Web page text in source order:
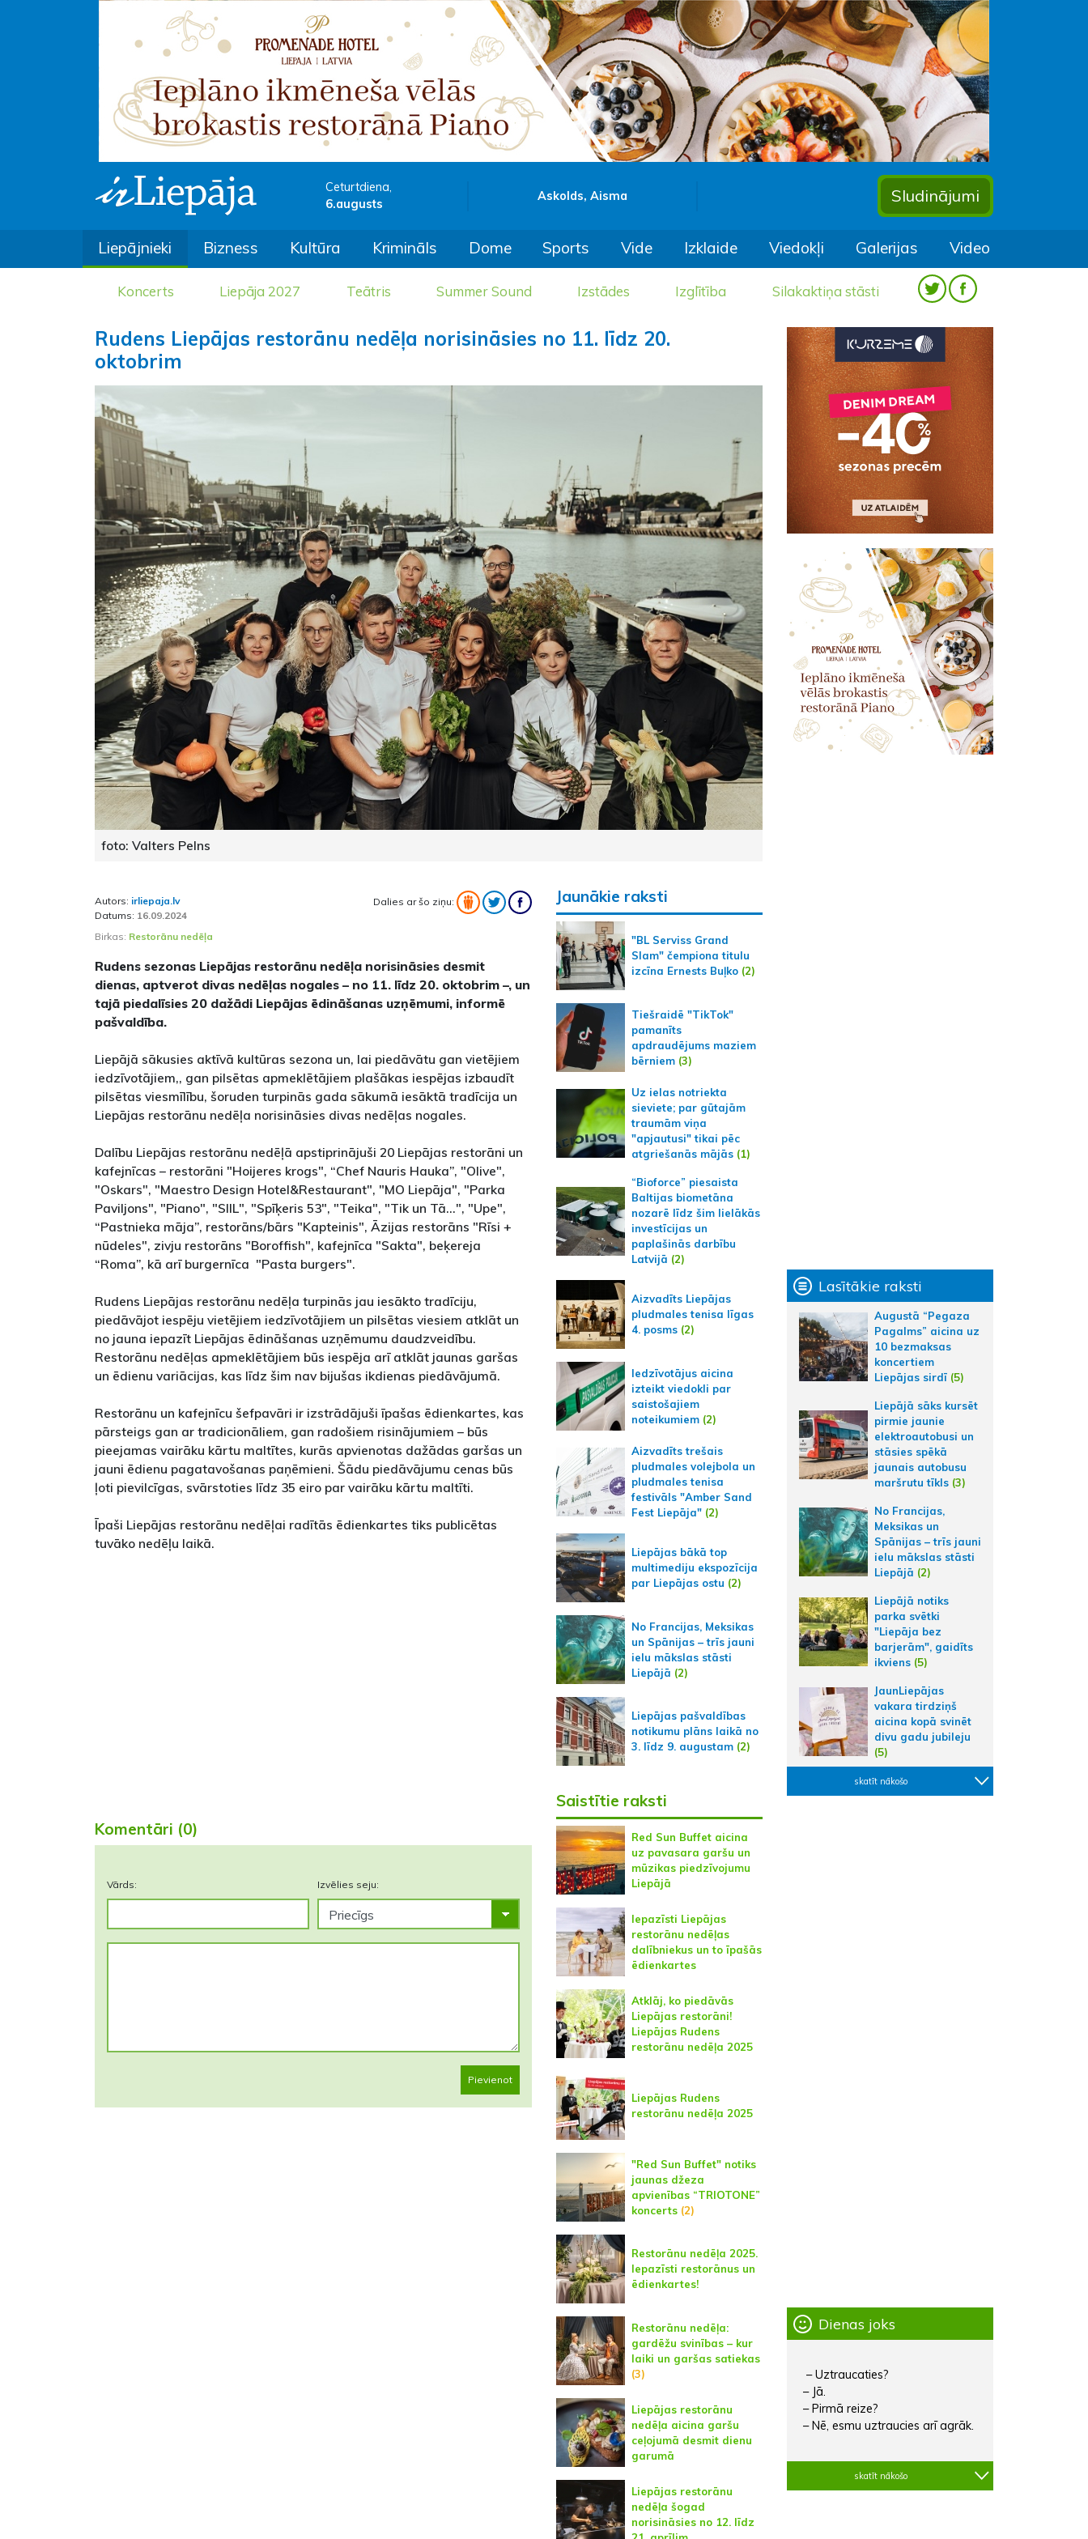
Ceturtdiena,
6.augusts
Askolds, Aisma Sludinājumi
Liepājnieki Bizness Kultūra Krimināls Dome Sports Vide Izklaide Viedokļi Galerijas Video
Koncerts Liepāja 2027 Teātris Summer Sound Izstādes Izglītība Silakaktiņa stāsti
Rudens Liepājas restorānu nedēļa norisināsies no 11. līdz 20.
oktobrim
foto: Valters Pelns
Autors: irliepaja.lv
Datums: 16.09.2024
Dalies ar šo ziņu:
Birkas: Restorānu nedēļa
Rudens sezonas Liepājas restorānu nedēļa norisināsies desmit
dienas, aptverot divas nedēļas nogales – no 11. līdz 20. oktobrim –, un
tajā piedalīsies 20 dažādi Liepājas ēdināšanas uzņēmumi, informē
pašvaldība.
Liepājā sākusies aktīvā kultūras sezona un, lai piedāvātu gan vietējiem
iedzīvotājiem,, gan pilsētas apmeklētājiem plašākas iespējas izbaudīt
pilsētas viesmīlību, šoruden turpinās gada sākumā iesāktā tradīcija un
Liepājas restorānu nedēļa norisināsies divas nedēļas nogales.
Dalību Liepājas restorānu nedēļā apstiprinājuši 20 Liepājas restorāni un
kafejnīcas – restorāni "Hoijeres krogs", “Chef Nauris Hauka”, "Olive",
"Oskars", "Maestro Design Hotel&Restaurant", "MO Liepāja", "Parka
Paviljons", "Piano", "SIIL", "Spīķeris 53", "Teika", "Tik un Tā...", "Upe",
“Pastnieka māja”, restorāns/bārs "Kapteinis", Āzijas restorāns "Rīsi +
nūdeles", zivju restorāns "Boroffish", kafejnīca "Sakta", beķereja
“Roma”, kā arī burgernīca "Pasta burgers".
Rudens Liepājas restorānu nedēļa turpinās jau iesākto tradīciju,
piedāvājot iespēju vietējiem iedzīvotājiem un pilsētas viesiem atklāt un
no jauna iepazīt Liepājas ēdināšanas uzņēmumu daudzveidību.
Restorānu nedēļas apmeklētājiem būs iespēja arī atklāt jaunas garšas
un ēdienu variācijas, kas līdz šim nav bijušas ikdienas piedāvājumā.
Restorānu un kafejnīcu šefpavāri ir izstrādājuši īpašas ēdienkartes, kas
pārsteigs gan ar tradicionāliem, gan radošiem risinājumiem – būs
pieejamas vairāku kārtu maltītes, kurās apvienotas dažādas garšas un
jauni ēdienu pagatavošanas paņēmieni. Šādu piedāvājumu cenas būs
ļoti pievilcīgas, svārstoties līdz 35 eiro par vairāku kārtu maltīti.
Īpaši Liepājas restorānu nedēļai radītās ēdienkartes tiks publicētas
tuvāko nedēļu laikā.
Komentāri (0)
Vārds: Izvēlies seju:
Pievienot
Jaunākie raksti
"BL Serviss Grand
Slam" čempiona titulu
izcīna Ernests Buļko(2)
Tiešraidē "TikTok"
pamanīts
apdraudējums maziem
bērniem(3)
Uz ielas notriekta
sieviete; par gūtajām
traumām viņa
"apjautusi" tikai pēc
atgriešanās mājās(1)
“Bioforce” piesaista
Baltijas biometāna
nozarē līdz šim lielākās
investīcijas un
paplašinās darbību
Latvijā (2)
Aizvadīts Liepājas
pludmales tenisa līgas
4. posms(2)
Iedzīvotājus aicina
izteikt viedokli par
saistošajiem
noteikumiem (2)
Aizvadīts trešais
pludmales volejbola un
pludmales tenisa
festivāls "Amber Sand
Fest Liepāja"(2)
Liepājas bākā top
multimediju ekspozīcija
par Liepājas ostu (2)
No Francijas, Meksikas
un Spānijas – trīs jauni
ielu mākslas stāsti
Liepājā (2)
Liepājas pašvaldības
notikumu plāns laikā no
3. līdz 9. augustam(2)
Saistītie raksti
Red Sun Buffet aicina
uz pavasara garšu un
mūzikas piedzīvojumu
Liepājā
Iepazīsti Liepājas
restorānu nedēļas
dalībniekus un to īpašās
ēdienkartes
Atklāj, ko piedāvās
Liepājas restorāni!
Liepājas Rudens
restorānu nedēļa 2025
Liepājas Rudens
restorānu nedēļa 2025
"Red Sun Buffet" notiks
jaunas džeza
apvienības “TRIOTONE”
koncerts(2)
Restorānu nedēļa 2025.
Iepazīsti restorānus un
ēdienkartes!
Restorānu nedēļa:
gardēžu svinības – kur
laiki un garšas satiekas
(3)
Liepājas restorānu
nedēļa aicina garšu
ceļojumā desmit dienu
garumā
Liepājas restorānu
nedēļa šogad
norisināsies no 12. līdz
Lasītākie raksti
Augustā “Pegaza
Pagalms” aicina uz
10 bezmaksas
koncertiem
Liepājas sirdī (5)
Liepājā sāks kursēt
pirmie jaunie
elektroautobusi un
stāsies spēkā
jaunais autobusu
maršrutu tīkls (3)
No Francijas,
Meksikas un
Spānijas – trīs jauni
ielu mākslas stāsti
Liepājā (2)
Liepājā notiks
parka svētki
"Liepāja bez
barjerām", gaidīts
ikviens (5)
JaunLiepājas
vakara tirdziņš
aicina kopā svinēt
divu gadu jubileju
(5)
skatīt nākošo
Dienas joks
– Uztraucaties?
– Jā.
– Pirmā reize?
– Nē, esmu uztraucies arī agrāk.
skatīt nākošo